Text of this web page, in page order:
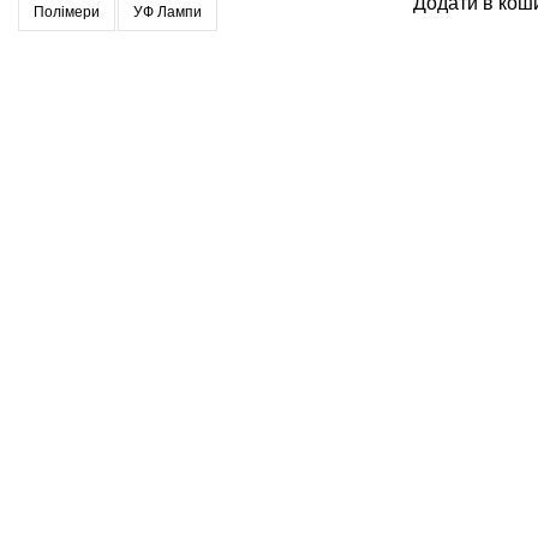
Полімери УФ Лампи